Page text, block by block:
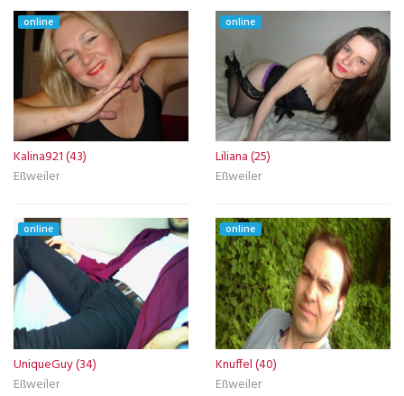
online
Kalina921 (43)
Eßweiler
online
Liliana (25)
Eßweiler
online
UniqueGuy (34)
Eßweiler
online
Knuffel (40)
Eßweiler